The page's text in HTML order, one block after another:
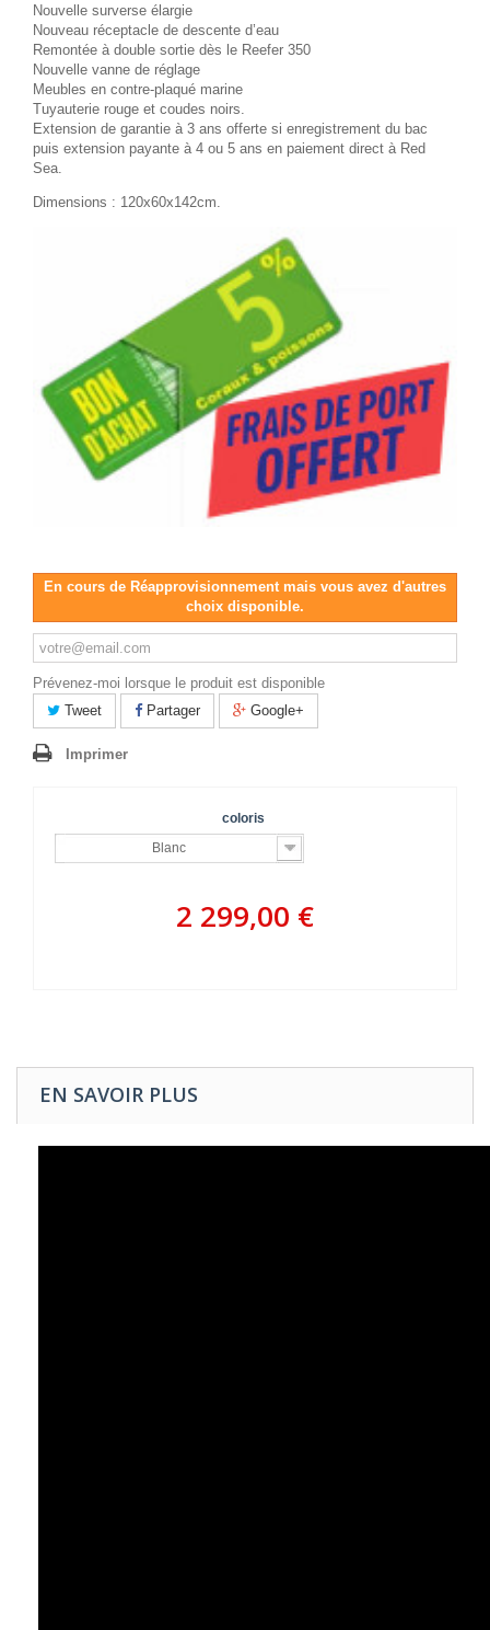
Nouvelle surverse élargie
Nouveau réceptacle de descente d’eau
Remontée à double sortie dès le Reefer 350
Nouvelle vanne de réglage
Meubles en contre-plaqué marine
Tuyauterie rouge et coudes noirs.
Extension de garantie à 3 ans offerte si enregistrement du bac
puis extension payante à 4 ou 5 ans en paiement direct à Red
Sea.
Dimensions : 120x60x142cm.
En cours de Réapprovisionnement mais vous avez d'autres
choix disponible.
Prévenez-moi lorsque le produit est disponible
Tweet
Partager Google+
Imprimer
coloris
Blanc
2 299,00 €
EN SAVOIR PLUS